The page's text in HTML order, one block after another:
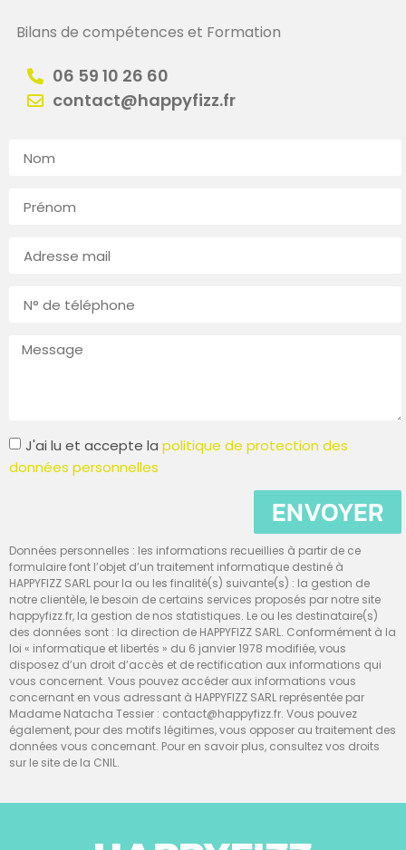
Bilans de compétences et Formation
06 59 10 26 60
contact@happyfizz.fr
J'ai lu et accepte la politique de protection des
données personnelles
ENVOYER
Données personnelles : les informations recueillies à partir de ce
formulaire font l’objet d’un traitement informatique destiné à
HAPPYFIZZ SARL pour la ou les finalité(s) suivante(s) : la gestion de
notre clientèle, le besoin de certains services proposés par notre site
happyfizz.fr, la gestion de nos statistiques. Le ou les destinataire(s)
des données sont : la direction de HAPPYFIZZ SARL. Conformément à la
loi « informatique et libertés » du 6 janvier 1978 modifiée, vous
disposez d’un droit d’accès et de rectification aux informations qui
vous concernent. Vous pouvez accéder aux informations vous
concernant en vous adressant à HAPPYFIZZ SARL représentée par
Madame Natacha Tessier : contact@happyfizz.fr. Vous pouvez
également, pour des motifs légitimes, vous opposer au traitement des
données vous concernant. Pour en savoir plus, consultez vos droits
sur le site de la CNIL.